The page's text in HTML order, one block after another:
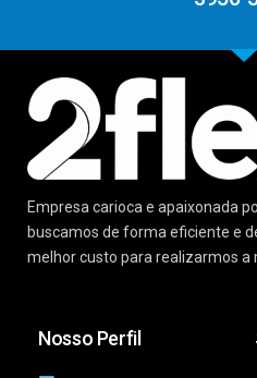
Empresa carioca e apaixonada
buscamos de forma eficiente e
melhor custo para realizarmos a
Nosso Perfil